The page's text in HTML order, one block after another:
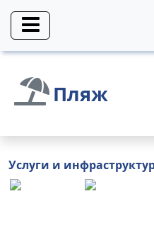
Пляж
Услуги и